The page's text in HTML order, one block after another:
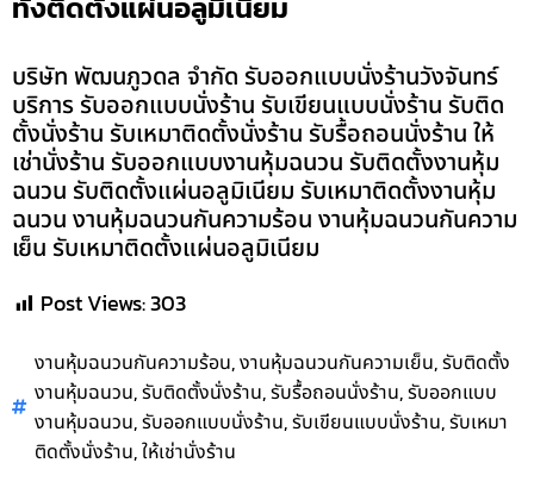
บริษัท พัฒนภูวดล จำกัด รับออกแบบนั่งร้านวังจันทร์
บริการ รับออกแบบนั่งร้าน รับเขียนแบบนั่งร้าน รับติด
ตั้งนั่งร้าน รับเหมาติดตั้งนั่งร้าน รับรื้อถอนนั่งร้าน ให้
เช่านั่งร้าน รับออกแบบงานหุ้มฉนวน รับติดตั้งงานหุ้ม
ฉนวน รับติดตั้งแผ่นอลูมิเนียม รับเหมาติดตั้งงานหุ้ม
ฉนวน งานหุ้มฉนวนกันความร้อน งานหุ้มฉนวนกันความ
เย็น รับเหมาติดตั้งแผ่นอลูมิเนียม
Post Views:303
งานหุ้มฉนวนกันความร้อน,งานหุ้มฉนวนกันความเย็น,รับติดตั้ง
งานหุ้มฉนวน,รับติดตั้งนั่งร้าน,รับรื้อถอนนั่งร้าน,รับออกแบบ
งานหุ้มฉนวน,รับออกแบบนั่งร้าน,รับเขียนแบบนั่งร้าน,รับเหมา
ติดตั้งนั่งร้าน,ให้เช่านั่งร้าน